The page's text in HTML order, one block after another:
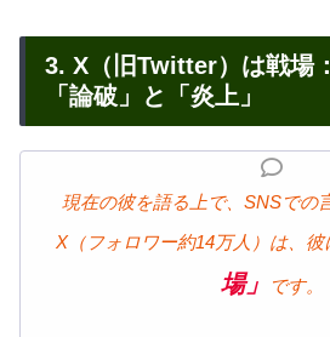
3. X（旧Twitter）は戦場
「論破」と「炎上」
現在の彼を語る上で、SNSでの
X（フォロワー約14万人）は、彼
場」
です。